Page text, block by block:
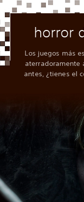
horror
Los juegos más
aterradoramente
antes, ¿tienes el